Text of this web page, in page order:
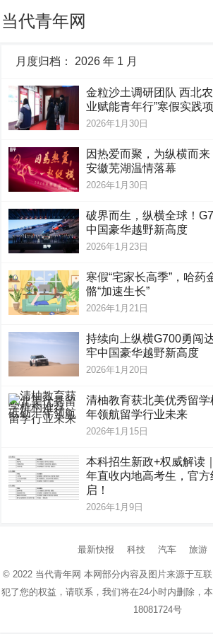
当代青年网
月度归档： 2026 年 1 月
金粒沙土调研团队 西北
业赋能青年行”寒假实践
2026年1月30日
因热爱而聚，为纵横而
安徽芜湖温情落幕
2026年1月30日
破界而生，纵横全球！
中国豪华越野新高度
2026年1月23日
寒假“宅家长高季”，哈药
骼“加速生长”
2026年1月21日
持续向上纵横G700勇闯
牢中国豪华越野新高度
2026年1月20日
清柚教育获北美优秀留
年领航留学行业未来
2026年1月15日
本科招生新政+权威解读
年直收内地高考生，官
启！
2026年1月9日
最新快报 科技 汽车 旅游
© 2022 当代青年网 本网部分内容及图片来源于互
犯了您的权益，请联系，我们将在24小时内删除，
18081724号